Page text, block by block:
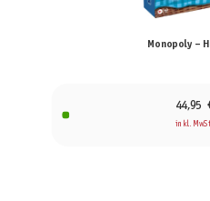
Monopoly –
44,95
inkl.